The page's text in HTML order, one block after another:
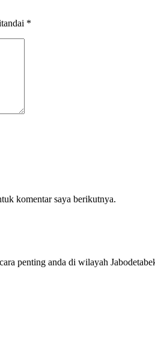
*
komentar saya berikutnya.
penting anda di wilayah